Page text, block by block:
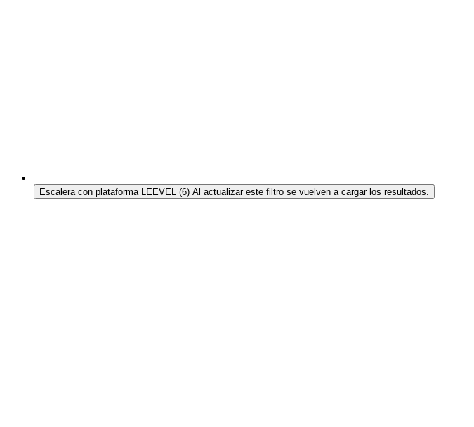
Escalera con plataforma LEEVEL (6) Al actualizar este filtro se vuelven a cargar los resultados.